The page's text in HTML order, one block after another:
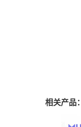
相关产品：